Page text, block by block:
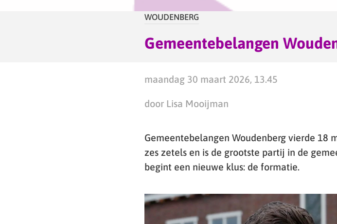
WOUDENBERG
Gemeentebelangen
maandag 30 maart 2026, 13.45
door Lisa Mooijman
Gemeentebelangen Woudenberg vierde 18
zes zetels en is de grootste partij in de
begint een nieuwe klus: de formatie.